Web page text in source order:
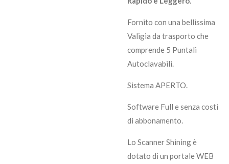
Fornito con una bellissima
Valigia da trasporto che
comprende 5 Puntali
Autoclavabili.
Sistema APERTO.
Software Full e senza costi
di abbonamento.
Lo Scanner Shining è
dotato di un portale WEB